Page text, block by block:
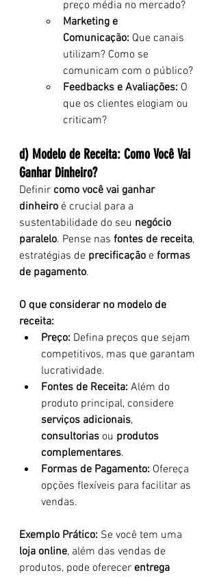
preço média no mercado?
Marketing e
Comunicação: Que canais
utilizam? Como se
comunicam com o público?
Feedbacks e Avaliações: O
que os clientes elogiam ou
criticam?
d) Modelo de Receita: Como Você Vai
Ganhar Dinheiro?
Definir como você vai ganhar
dinheiro é crucial para a
sustentabilidade do seu negócio
paralelo. Pense nas fontes de receita,
estratégias de precificação e formas
de pagamento.
O que considerar no modelo de
receita:
Preço: Defina preços que sejam
competitivos, mas que garantam
lucratividade.
Fontes de Receita: Além do
produto principal, considere
serviços adicionais,
consultorias ou produtos
complementares.
Formas de Pagamento: Ofereça
opções flexíveis para facilitar as
vendas.
Exemplo Prático: Se você tem uma
loja online, além das vendas de
produtos, pode oferecer entrega